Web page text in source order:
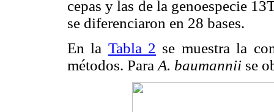
cepas y las de la genoespecie
se diferenciaron en 28 bases.
En la Tabla 2 se muestra la
métodos. Para A. baumannii se